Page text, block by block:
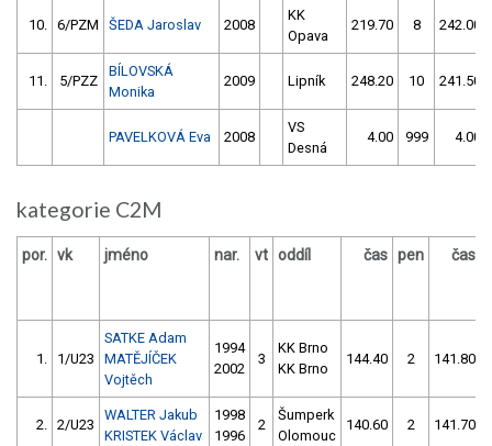
10. 6/PZM ŠEDA Jaroslav 2008
KK
Opava
219.70 8 242.00
11. 5/PZZ
BÍLOVSKÁ
Monika
2009 Lipník 248.20 10 241.50
PAVELKOVÁ Eva 2008
VS
Desná
4.00 999 4.00
kategorie C2M
por. vk jméno nar. vt oddíl čas pen čas
1. 1/U23
SATKE Adam
MATĚJÍČEK
Vojtěch
1994
2002
3
KK Brno
KK Brno
144.40 2 141.80
2. 2/U23
WALTER Jakub
KRISTEK Václav
1998
1996
2
Šumperk
Olomouc
140.60 2 141.70